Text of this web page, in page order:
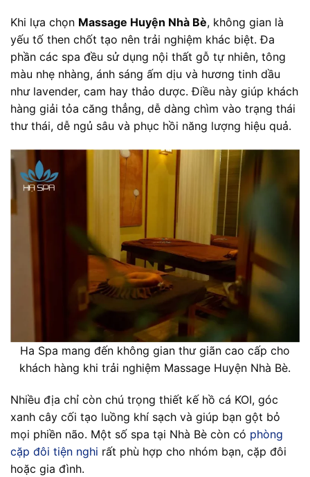
Khi lựa chọn Massage Huyện Nhà Bè, không gian là
yếu tố then chốt tạo nên trải nghiệm khác biệt. Đa
phần các spa đều sử dụng nội thất gỗ tự nhiên, tông
màu nhẹ nhàng, ánh sáng ấm dịu và hương tinh dầu
như lavender, cam hay thảo dược. Điều này giúp khách
hàng giải tỏa căng thẳng, dễ dàng chìm vào trạng thái
thư thái, dễ ngủ sâu và phục hồi năng lượng hiệu quả.
Ha Spa mang đến không gian thư giãn cao cấp cho
khách hàng khi trải nghiệm Massage Huyện Nhà Bè.
Nhiều địa chỉ còn chú trọng thiết kế hồ cá KOI, góc
xanh cây cối tạo luồng khí sạch và giúp bạn gột bỏ
mọi phiền não. Một số spa tại Nhà Bè còn có phòng
cặp đôi tiện nghi rất phù hợp cho nhóm bạn, cặp đôi
hoặc gia đình.